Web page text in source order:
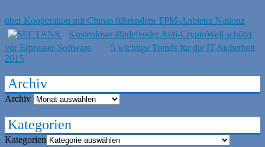
über Kooperation mit Chinas führendem TPM-Anbieter Nationz
Kostenloser Bitdefender Anti-CryptoWall schützt
vor Erpresser-Software
5 wichtige Trends für die IT-Sicherheit
2015
Archiv
Archiv
Kategorien
Kategorien